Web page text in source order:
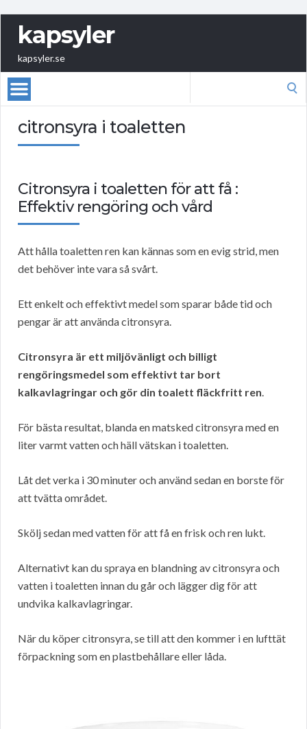
kapsyler
kapsyler.se
citronsyra i toaletten
Citronsyra i toaletten för att få :
Effektiv rengöring och vård
Att hålla toaletten ren kan kännas som en evig strid, men
det behöver inte vara så svårt.
Ett enkelt och effektivt medel som sparar både tid och
pengar är att använda citronsyra.
Citronsyra är ett miljövänligt och billigt
rengöringsmedel som effektivt tar bort
kalkavlagringar och gör din toalett fläckfritt ren.
För bästa resultat, blanda en matsked citronsyra med en
liter varmt vatten och häll vätskan i toaletten.
Låt det verka i 30 minuter och använd sedan en borste för
att tvätta området.
Skölj sedan med vatten för att få en frisk och ren lukt.
Alternativt kan du spraya en blandning av citronsyra och
vatten i toaletten innan du går och lägger dig för att
undvika kalkavlagringar.
När du köper citronsyra, se till att den kommer i en lufttät
förpackning som en plastbehållare eller låda.